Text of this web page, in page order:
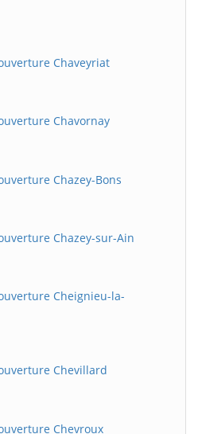
Chaveyriat
Chavornay
Chazey-Bons
Chazey-sur-Ain
Cheignieu-la-
Chevillard
Chevroux
BatiWebPro